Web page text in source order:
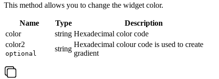
This method allows you to change the widget color.
Name Type
Description
color
string Hexadecimal color code
color2
optional
string
Hexadecimal colour code is used to create
gradient